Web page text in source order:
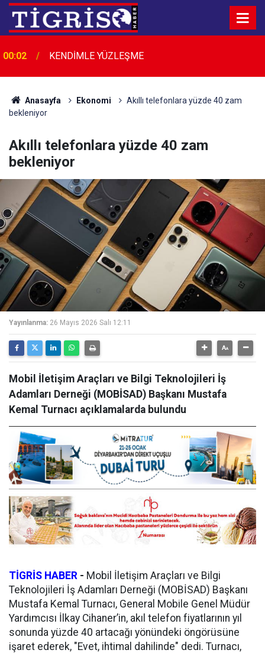
00:01
Bir Köfteci, Bir Gariban Dostu, Bir Diyarbakır
Efsanesi: Fikri Kalaylı
Anasayfa Ekonomi
Akıllı telefonlara yüzde 40 zam
bekleniyor
Akıllı telefonlara yüzde 40 zam
bekleniyor
Yayınlanma: 26 Mayıs 2026 Salı 12:11
Mobil İletişim Araçları ve Bilgi Teknolojileri İş
Adamları Derneği (MOBİSAD) Başkanı Mustafa
Kemal Turnacı açıklamalarda bulundu
TİGRİS HABER - Mobil İletişim Araçları ve Bilgi
Teknolojileri İş Adamları Derneği (MOBİSAD) Başkanı
Mustafa Kemal Turnacı, General Mobile Genel Müdür
Yardımcısı İlkay Cihaner’in, akıl telefon fiyatlarının yıl
sonunda yüzde 40 artacağı yönündeki öngörüsüne
işaret ederek, "Evet, ihtimal dahilinde" dedi. Turnacı,